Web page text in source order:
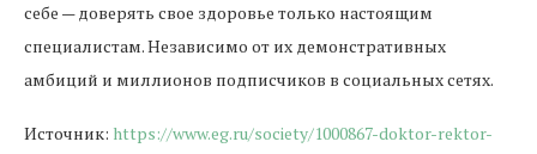
себе — доверять свое здоровье только настоящим
специалистам. Независимо от их демонстративных
амбиций и миллионов подписчиков в социальных сетях.
Источник: https://www.eg.ru/society/1000867-doktor-rektor-